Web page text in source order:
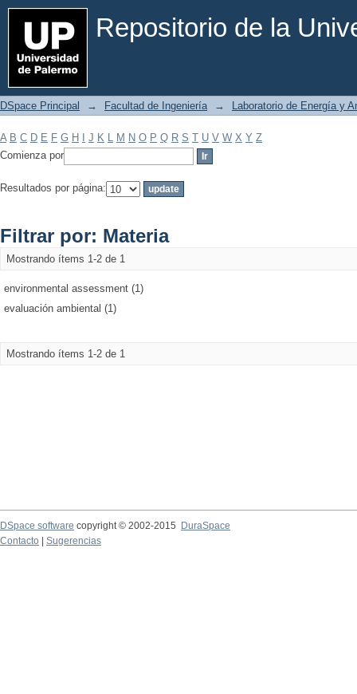
Repositorio de la
Filtrar por: Materia
DSpace Principal → Facultad de Ingeniería → Laboratorio de Energía y
A B C D E F G H J K L M N O P Q R S T U V W X Y Z
Comienza por
Resultados por página:
Filtrar por: Materia
Mostrando ítems 1-2 de 1
environmental assessment (1)
evaluación ambiental (1)
Mostrando ítems 1-2 de 1
DSpace software copyright © 2002-2015
DuraSpace
Contacto
Sugerencias